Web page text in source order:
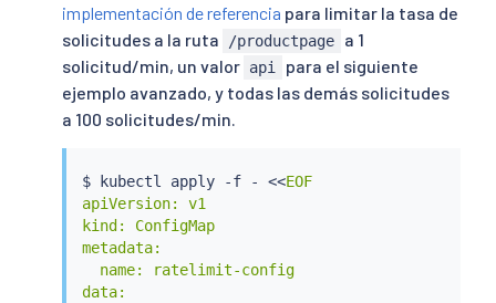
implementación de referencia para limitar la tasa de
solicitudes a la ruta
/productpage
a 1
solicitud/min, un valor api
para el siguiente
ejemplo avanzado, y todas las demás solicitudes
a 100 solicitudes/min.
$ kubectl apply -f - <<EOF
apiVersion: v1
kind: ConfigMap
metadata:
  name: ratelimit-config
data: